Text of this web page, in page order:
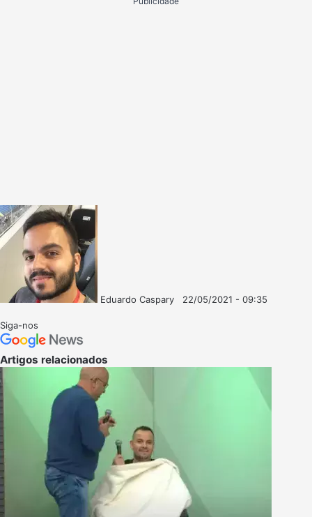
Eduardo Caspary
22/05/2021 - 09:35
Siga-nos
Artigos relacionados